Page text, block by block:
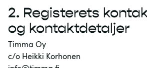
2. Registerets
og kontaktdetaljer
Timma Oy
c/o Heikki Korhonen